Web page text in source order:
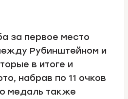
за первое место
Рубинштейном и
в итоге и
набрав по 11 очков
медаль также